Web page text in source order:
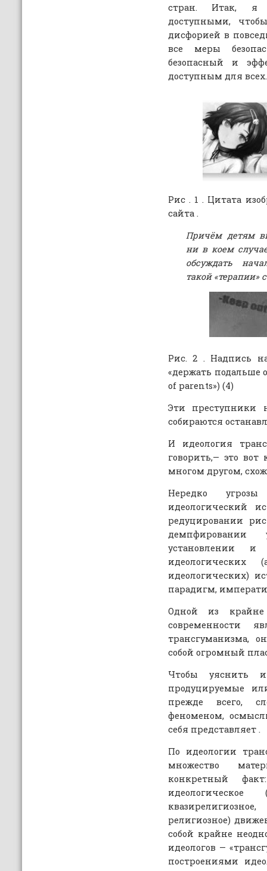
стран. Итак, я
доступными,
дисфорией в
все меры
безопасный и
доступным для всех.
Рис . 1 . Цитата
сайта .
Причём детям
ни в коем
обсуждать
такой «терапии»
Рис. 2 . Надпись
«держать подальше
of parents») (4)
Эти преступники
собираются
И идеология
говорить,— это
многом другом,
Нередко
идеологический
редуцировании
установлении
идеологических)
парадигм,
Одной из крайне
современности
трансгуманизма,
собой огромный
Чтобы уяснить
продуцируемые
прежде всего,
феноменом,
себя представляет .
По идеологии
множество
конкретный
религиозное)
собой крайне
идеологов —
построениями